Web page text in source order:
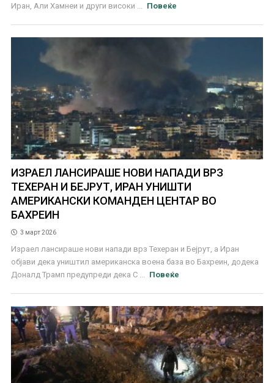
Иран, Али Хамнеи и други високи ...
Повеќе
ИЗРАЕЛ ЛАНСИРАШЕ НОВИ НАПАДИ ВРЗ
ТЕХЕРАН И БЕЈРУТ, ИРАН УНИШТИ
АМЕРИКАНСКИ КОМАНДЕН ЦЕНТАР ВО
БАХРЕИН
3 март 2026
Израел лансираше нови напади врз Техеран и Бејрут, а Иран
објави дека уништил американска воена база во Бахреин, додека
Доналд Трамп предупреди дека С ...
Повеќе